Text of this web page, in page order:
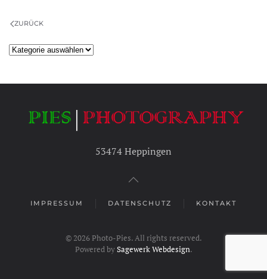
ZURÜCK
Kategorien
53474 Heppingen
IMPRESSUM DATENSCHUTZ KONTAKT
© 2026Photo-Pies. All rights reserved.
Powered bySagewerk Webdesign.